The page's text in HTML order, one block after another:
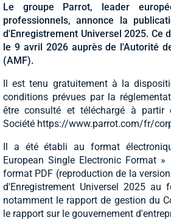
Le groupe Parrot, leader
professionnels, annonce la
d'Enregistrement Universel 2025. Ce
le 9 avril 2026 auprès de l'Autorité
(AMF).
Il est tenu gratuitement à la
conditions prévues par la
être consulté et téléchargé à
Société https://www.parrot.com/fr/
Il a été établi au format
European Single Electronic Format »
format PDF (reproduction de la
d'Enregistrement Universel 2025 au
notamment le rapport de gestion du
le rapport sur le gouvernement